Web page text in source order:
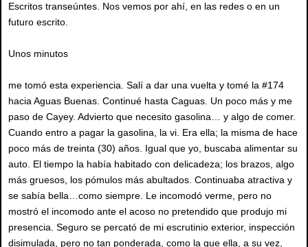
Escritos transeúntes. Nos vemos por ahí, en las redes o en un
futuro escrito.
Unos minutos
me tomó esta experiencia. Salí a dar una vuelta y tomé la #174
hacia Aguas Buenas. Continué hasta Caguas. Un poco más y me
paso de Cayey. Advierto que necesito gasolina… y algo de comer.
Cuando entro a pagar la gasolina, la vi. Era ella; la misma de hace
poco más de treinta (30) años. Igual que yo, buscaba alimentar su
auto. El tiempo la había habitado con delicadeza; los brazos, algo
más gruesos, los pómulos más abultados. Continuaba atractiva y
se sabía bella…como siempre. Le incomodó verme, pero no
mostró el incomodo ante el acoso no pretendido que produjo mi
presencia. Seguro se percató de mi escrutinio exterior, inspección
disimulada, pero no tan ponderada, como la que ella, a su vez,